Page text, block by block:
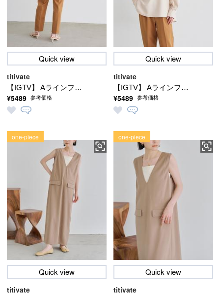
Quick view
【IGTV】 Aラインフレ
アブラウス
titivate
¥5489 参考価格
Quick view
【IGTV】 Aラインフレ
アブラウス
titivate
¥5489 参考価格
Quick view
titivate
one-piece
Quick view
titivate
one-piece